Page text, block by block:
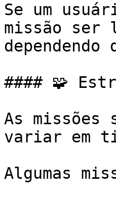
Se um
missão ser
#### 🧩
As missões
variar em
Algumas